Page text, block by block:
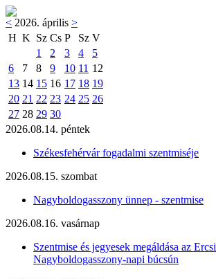
< 2026. április >
H K Sz Cs P Sz V
1
2 3 4
5
6
7 8 9 10 11 12
13 14 15 16 17 18 19
20 21 22 23 24 25 26
27 28 29 30
2026.08.14. péntek
Székesfehérvár fogadalmi szentmiséje
2026.08.15. szombat
Nagyboldogasszony ünnep - szentmise
2026.08.16. vasárnap
Szentmise és jegyesek megáldása az Ercsi
Nagyboldogasszony-napi búcsún